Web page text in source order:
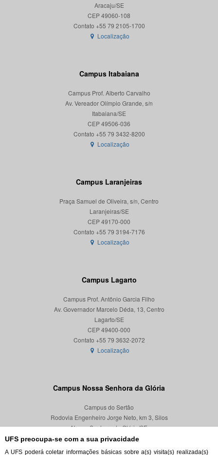
UFS preocupa-se com a sua privacidade
A UFS poderá coletar informações básicas sobre a(s) visita(s) realizada(s)
Aracaju/SE
CEP 49060-108
Localização
Campus Itabaiana
Campus Prof. Alberto Carvalho
Av. Vereador Olímpio Grande, s/n
Itabaiana/SE
CEP 49506-036
Localização
Campus Laranjeiras
Praça Samuel de Oliveira, s/n, Centro
Laranjeiras/SE
CEP 49170-000
Localização
Campus Lagarto
Campus Prof. Antônio Garcia Filho
Av. Governador Marcelo Déda, 13, Centro
Lagarto/SE
CEP 49400-000
Localização
Campus Nossa Senhora da Glória
Campus do Sertão
Rodovia Engenheiro Jorge Neto, km 3, Silos
Nossa Senhora da Glória/SE
CEP 49680-000